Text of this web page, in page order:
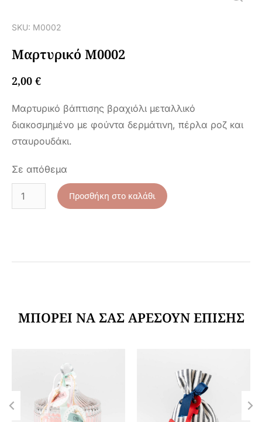
SKU: Μ0002
Μαρτυρικό Μ0002
2,00 €
Μαρτυρικό βάπτισης βραχιόλι μεταλλικό
διακοσμημένο με φούντα δερμάτινη, πέρλα ροζ και
σταυρουδάκι.
Σε απόθεμα
Προσθήκη στο καλάθι
ΜΠΟΡΕΊ ΝΑ ΣΑΣ ΑΡΈΣΟΥΝ ΕΠΊΣΗΣ